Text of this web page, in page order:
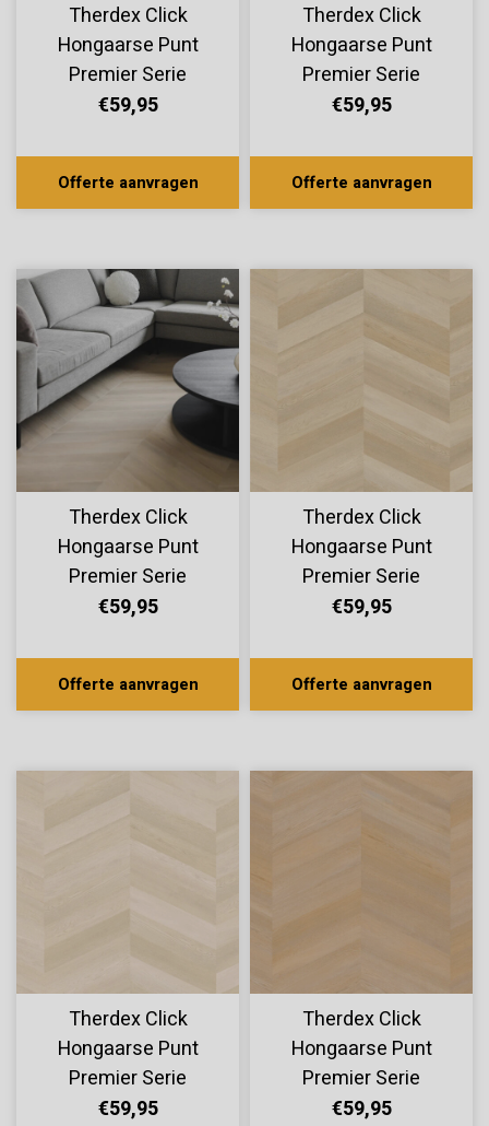
Therdex Click
Hongaarse Punt
Premier Serie
C6585
€59,95
Offerte aanvragen
Therdex Click
Hongaarse Punt
Premier Serie
C6584
€59,95
Offerte aanvragen
Therdex Click
Hongaarse Punt
Premier Serie
C6583
€59,95
Offerte aanvragen
Therdex Click
Hongaarse Punt
Premier Serie
C6582
€59,95
Offerte aanvragen
Therdex Click
Hongaarse Punt
Premier Serie
C6581
€59,95
Therdex Click
Hongaarse Punt
Premier Serie
C6580
€59,95